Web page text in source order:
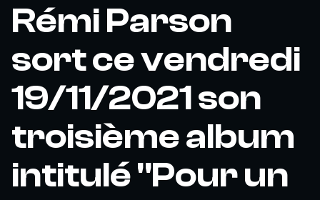
Rémi Parson
sort ce vendredi
19/11/2021 son
troisième album
intitulé "Pour un